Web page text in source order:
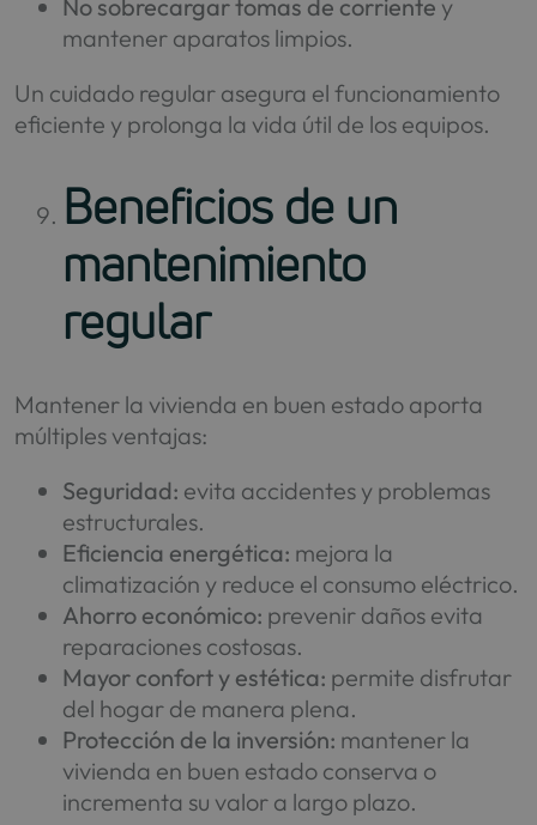
No sobrecargar tomas de corriente y
mantener aparatos limpios.
Un cuidado regular asegura el funcionamiento
eficiente y prolonga la vida útil de los equipos.
Beneficios de un
mantenimiento
regular
Mantener la vivienda en buen estado aporta
múltiples ventajas:
Seguridad: evita accidentes y problemas
estructurales.
Eficiencia energética: mejora la
climatización y reduce el consumo eléctrico.
Ahorro económico: prevenir daños evita
reparaciones costosas.
Mayor confort y estética: permite disfrutar
del hogar de manera plena.
Protección de la inversión: mantener la
vivienda en buen estado conserva o
incrementa su valor a largo plazo.